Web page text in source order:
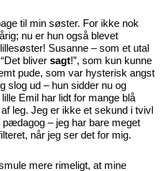
til min søster. For ikke nok
nu er hun også blevet
Susanne – som et utal
bliver sagt!”, som kun kunne
pude, som var hysterisk angst
slog ud – hun sidder nu og
Emil har lidt for mange blå
leg. Jeg er ikke et sekund i tvivl
– jeg har bare meget
når jeg ser det for mig.
mere rimeligt, at mine